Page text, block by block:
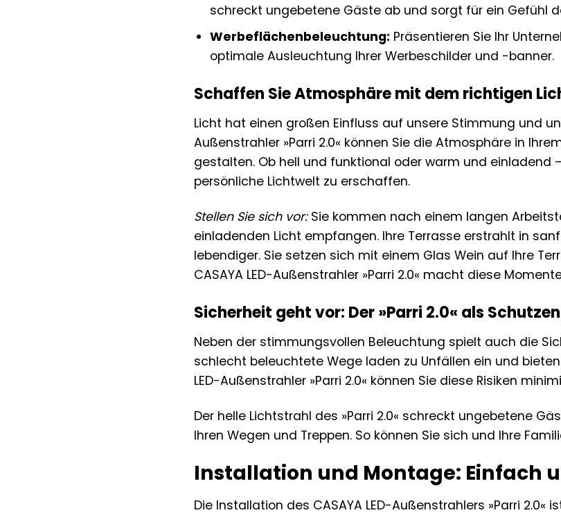
schreckt ungebetene Gäste ab und sorgt für ein Gefühl
Werbeflächenbeleuchtung: Präsentieren Sie Ihr
optimale Ausleuchtung Ihrer Werbeschilder und -banner.
Schaffen Sie Atmosphäre mit dem richtigen
Licht hat einen großen Einfluss auf unsere Stimmung und
Außenstrahler »Parri 2.0« können Sie die Atmosphäre in
gestalten. Ob hell und funktional oder warm und einladend
persönliche Lichtwelt zu erschaffen.
Stellen Sie sich vor:Sie kommen nach einem langen
einladenden Licht empfangen. Ihre Terrasse erstrahlt in
lebendiger. Sie setzen sich mit einem Glas Wein auf Ihre
CASAYA LED-Außenstrahler »Parri 2.0« macht diese
Sicherheit geht vor: Der »Parri 2.0« als
Neben der stimmungsvollen Beleuchtung spielt auch die
schlecht beleuchtete Wege laden zu Unfällen ein und
LED-Außenstrahler »Parri 2.0« können Sie diese Risiken
Der helle Lichtstrahl des »Parri 2.0« schreckt ungebetene
Ihren Wegen und Treppen. So können Sie sich und Ihre
Installation und Montage: Einfach
Die Installation des CASAYA LED-Außenstrahlers »Parri